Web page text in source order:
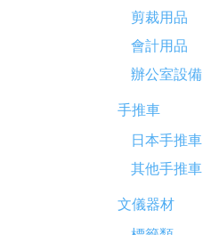
剪裁用品
會計用品
辦公室設備
手推車
日本手推車
其他手推車
文儀器材